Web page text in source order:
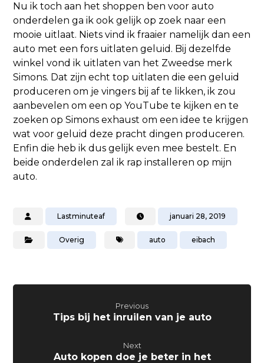
Nu ik toch aan het shoppen ben voor auto
onderdelen ga ik ook gelijk op zoek naar een
mooie uitlaat. Niets vind ik fraaier namelijk dan een
auto met een fors uitlaten geluid. Bij dezelfde
winkel vond ik uitlaten van het Zweedse merk
Simons. Dat zijn echt top uitlaten die een geluid
produceren om je vingers bij af te likken, ik zou
aanbevelen om een op YouTube te kijken en te
zoeken op Simons exhaust om een idee te krijgen
wat voor geluid deze pracht dingen produceren.
Enfin die heb ik dus gelijk even mee bestelt. En
beide onderdelen zal ik rap installeren op mijn
auto.
Lastminuteaf januari 28, 2019
Overig auto eibach
Previous
Tips bij het inruilen van je auto
Next
Auto kopen doe je beter in het